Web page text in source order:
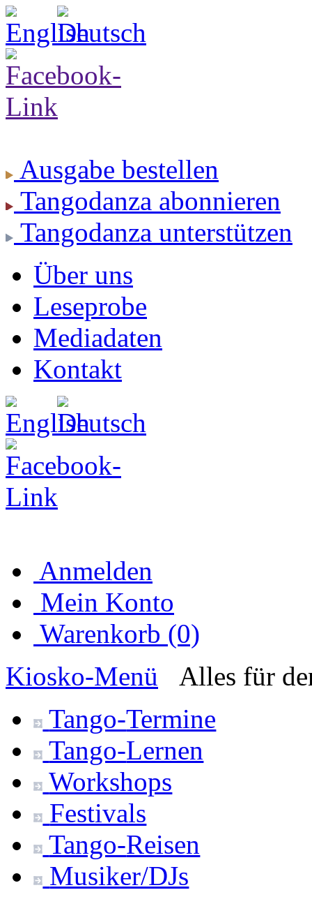
Ausgabe bestellen
Tangodanza abonnieren
Tangodanza unterstützen
Über uns
Leseprobe
Mediadaten
Kontakt
Anmelden
Mein Konto
Warenkorb (0)
Kiosko-Menü
Alles für
Tango-Termine
Tango-Lernen
Workshops
Festivals
Tango-Reisen
Musiker/DJs